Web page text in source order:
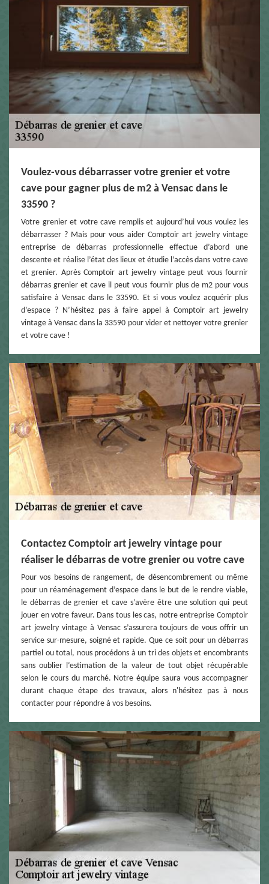
Voulez-vous débarrasser votre grenier et votre
cave pour gagner plus de m2 à Vensac dans le
33590 ?
Votre grenier et votre cave remplis et aujourd’hui vous voulez les
débarrasser ? Mais pour vous aider Comptoir art jewelry vintage
entreprise de débarras professionnelle effectue d’abord une
descente et réalise l’état des lieux et étudie l’accès dans votre cave
et grenier. Après Comptoir art jewelry vintage peut vous fournir
débarras grenier et cave il peut vous fournir plus de m2 pour vous
satisfaire à Vensac dans le 33590. Et si vous voulez acquérir plus
d’espace ? N’hésitez pas à faire appel à Comptoir art jewelry
vintage à Vensac dans la 33590 pour vider et nettoyer votre grenier
et votre cave !
Contactez Comptoir art jewelry vintage pour
réaliser le débarras de votre grenier ou votre cave
Pour vos besoins de rangement, de désencombrement ou même
pour un réaménagement d’espace dans le but de le rendre viable,
le débarras de grenier et cave s’avère être une solution qui peut
jouer en votre faveur. Dans tous les cas, notre entreprise Comptoir
art jewelry vintage à Vensac s’assurera toujours de vous offrir un
service sur-mesure, soigné et rapide. Que ce soit pour un débarras
partiel ou total, nous procédons à un tri des objets et encombrants
sans oublier l‘estimation de la valeur de tout objet récupérable
selon le cours du marché. Notre équipe saura vous accompagner
durant chaque étape des travaux, alors n'hésitez pas à nous
contacter pour répondre à vos besoins.